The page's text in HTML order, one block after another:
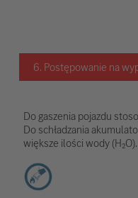
6. Postępowanie na
Do gaszenia pojazdu
Do schładzania
większe ilości wody (H₂O).